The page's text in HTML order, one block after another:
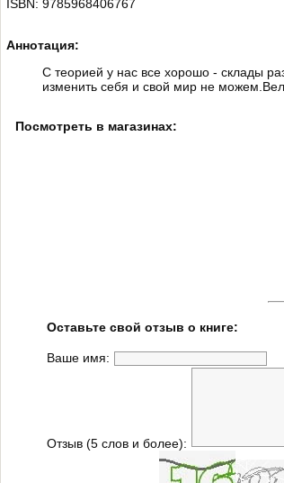
ISBN: 9785968406767
Аннотация:
С теорией у нас все хорошо - склады
изменить себя и свой мир не
Посмотреть в магазинах:
Оставьте свой отзыв о книге:
Ваше имя:
Отзыв (5 слов и более):